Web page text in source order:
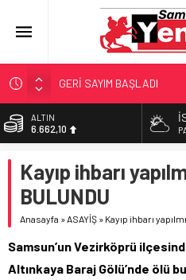
GERİ SAYIM BAŞLADI
SAMSUNSPOR’DA HEDEF
‘BAFRA’YA YATIRIM YAPIN!’
YÖNETİCİ SEÇERKEN
BİST
13.779,39
47,6954
EURO
55,1824
6.662,10
Kayıp ihbarı
BULUNDU
Anasayfa »ASAYİŞ » Kayıp ihbarı
Samsun’un Vezirköprü
Altınkaya Baraj Gölü’nde ölü